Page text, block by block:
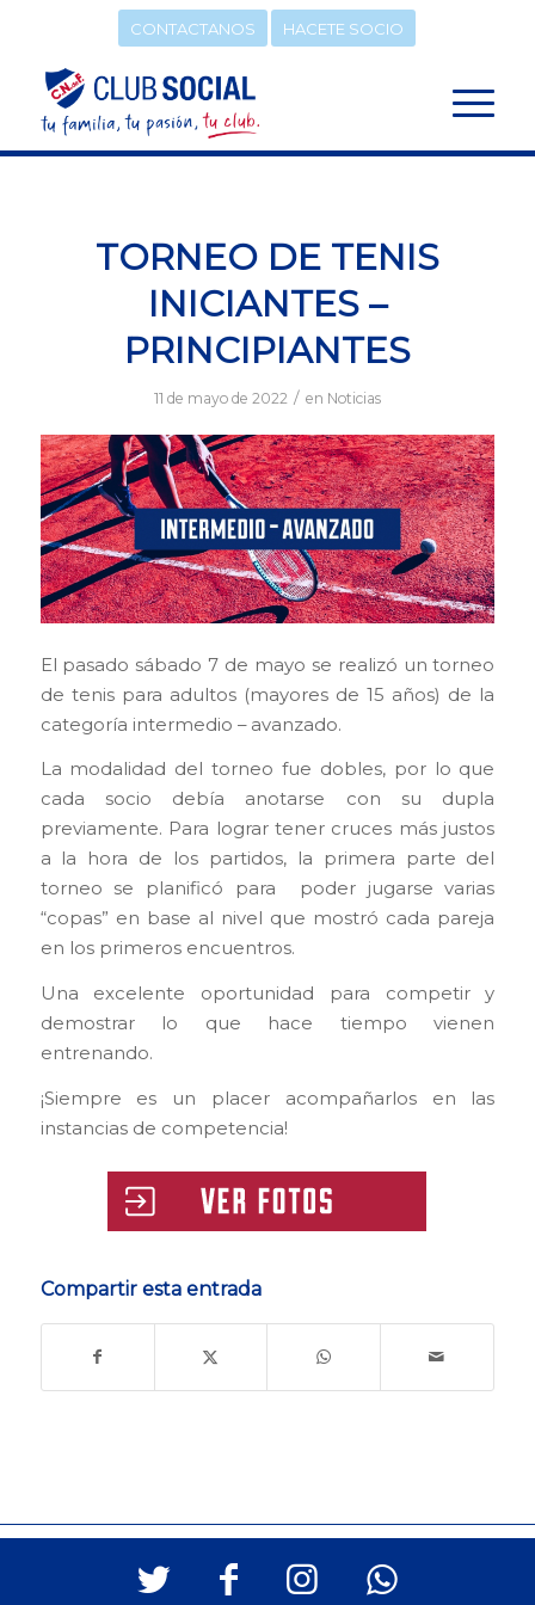
CONTACTANOS HACETE SOCIO
TORNEO DE TENIS
INICIANTES –
PRINCIPIANTES
11 de mayo de 2022 / en Noticias
El pasado sábado 7 de mayo se realizó un torneo
de tenis para adultos (mayores de 15 años) de la
categoría intermedio – avanzado.
La modalidad del torneo fue dobles, por lo que
cada socio debía anotarse con su dupla
previamente. Para lograr tener cruces más justos
a la hora de los partidos, la primera parte del
torneo se planificó para poder jugarse varias
“copas” en base al nivel que mostró cada pareja
en los primeros encuentros.
Una excelente oportunidad para competir y
demostrar lo que hace tiempo vienen
entrenando.
¡Siempre es un placer acompañarlos en las
instancias de competencia!
Compartir esta entrada